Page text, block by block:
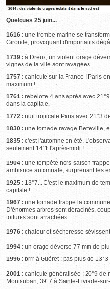
Quelques 25 juin...
1616 : une trombe marine se
Gironde, provoquant d'importants
1739 : à Dreux, un violent orage
vignes de la ville sont ravagées.
1757 : canicule sur la France ! Paris
maximum !
1761 : rebelotte 4 ans après avec
dans la capitale.
1772 : nuit tropicale Paris avec 21°3
1830 : une tornade ravage Betteville,
1835 : c'est l'automne en été.
seulement 14°1 l'après-midi !
1904 : une tempête hors-saison
ambiance automnale, surprenant les
1925 : 13°7... C'est le maximum de
capitale !
1967 : une tornade frappe la
D'énormes arbres sont déracinés,
toitures sont arrachées.
1976 : chaleur et sécheresse
1994 : un orage déverse 77 mm de
1996 : brrr à Guéret : pas plus de
2001 : canicule généralisée : 20°9 de
Montauban, 39°7 à Sainte-Livrade-